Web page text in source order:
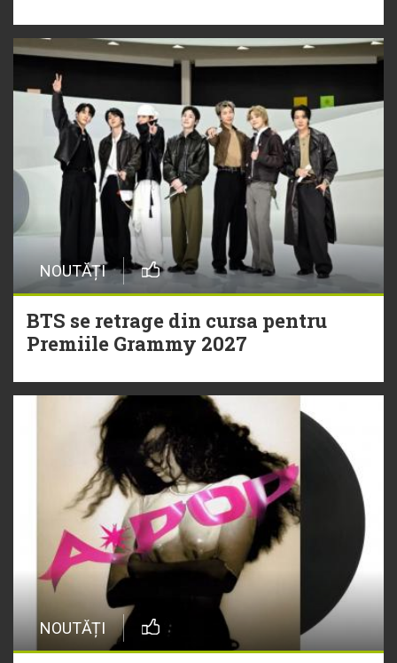
NOUTĂȚI
BTS se retrage din cursa pentru
Premiile Grammy 2027
NOUTĂȚI